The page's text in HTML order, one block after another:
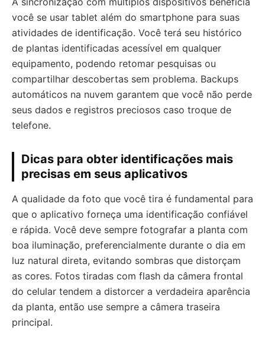
você se usar tablet além do smartphone para suas
atividades de identificação. Você terá seu histórico
de plantas identificadas acessível em qualquer
equipamento, podendo retomar pesquisas ou
compartilhar descobertas sem problema. Backups
automáticos na nuvem garantem que você não perde
seus dados e registros preciosos caso troque de
telefone.
Dicas para obter identificações mais
precisas em seus aplicativos
A qualidade da foto que você tira é fundamental para
que o aplicativo forneça uma identificação confiável
e rápida. Você deve sempre fotografar a planta com
boa iluminação, preferencialmente durante o dia em
luz natural direta, evitando sombras que distorçam
as cores. Fotos tiradas com flash da câmera frontal
do celular tendem a distorcer a verdadeira aparência
da planta, então use sempre a câmera traseira
principal.